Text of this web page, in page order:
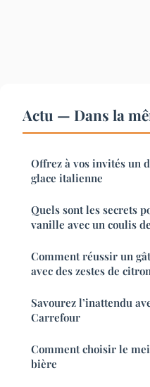
Actu — Dans la
Offrez à vos invités un
glace italienne
Quels sont les secrets
vanille avec un coulis
Comment réussir un
avec des zestes de
Savourez l’inattendu
Carrefour
Comment choisir le
bière